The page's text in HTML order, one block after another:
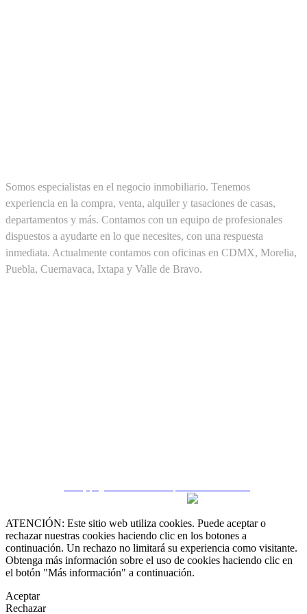
Somos especialistas en el negocio inmobiliario. Tenemos
experiencia en la compra, venta, alquiler y tasaciones de casas,
departamentos y más. Contamos con un equipo de profesionales
dispuestos a ayudarte en lo que necesites, con una respuesta
inmediata. Actualmente contamos con oficinas en CDMX, Morelia,
Puebla, Cuernavaca, Ixtapa y Valle de Bravo.
ATENCIÓN: Este sitio web utiliza cookies. Puede aceptar o
rechazar nuestras cookies haciendo clic en los botones a
continuación. Un rechazo no limitará su experiencia como visitante.
Obtenga más información sobre el uso de cookies haciendo clic en
el botón "Más información" a continuación.
Aceptar
Rechazar